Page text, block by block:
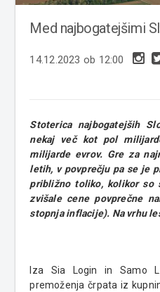
Med najbogatejšimi
14.12.2023 ob 12:00
Stoterica najbogatejših
nekaj več kot pol
milijarde evrov. Gre za
letih, v povprečju pa se je
približno toliko, kolikor so
zvišale cene povprečne
stopnja inflacije). Na vrhu
Iza Sia Login in Samo
premoženja črpata iz